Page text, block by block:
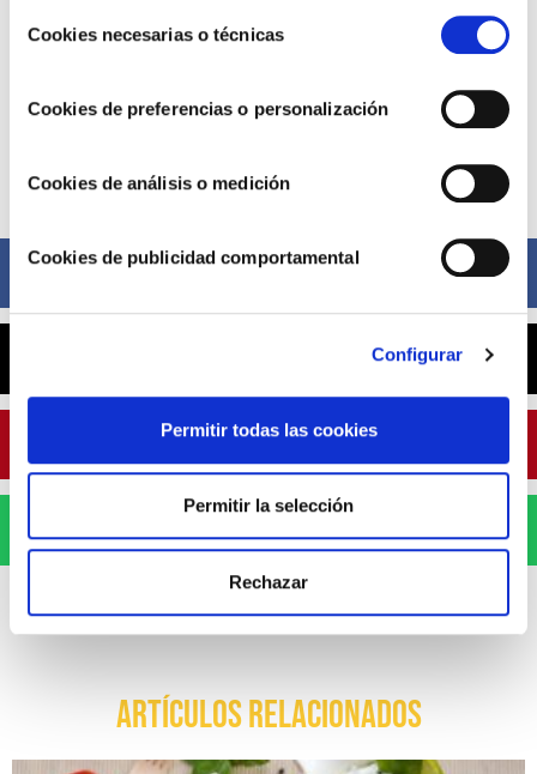
COOKIES.
deCookies necesarias o técnicas
Cookies de preferencias o personalización
Cookies de análisis o medición
Cookies de publicidad comportamental
Configurar
Permitir todas las cookies
Permitir la selección
Rechazar
Compártelo ahora
Facebook
Pinterest
ARTÍCULOS RELACIONADOS